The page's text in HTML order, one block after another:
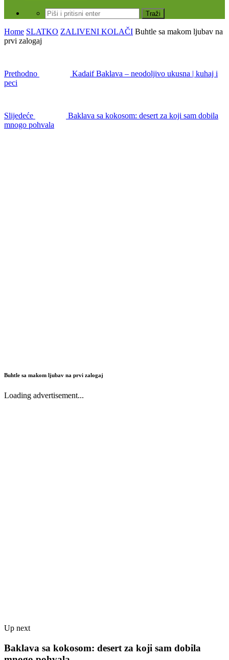
Home SLATKO ZALIVENI KOLAČI Buhtle sa makom ljubav na
prvi zalogaj
Prethodno
Kadaif Baklava – neodoljivo ukusna | kuhaj i
peci
Slijedeće
Baklava sa kokosom: desert za koji sam dobila
mnogo pohvala
Buhtle sa makom ljubav na prvi zalogaj
Loading advertisement...
Up next
Baklava sa kokosom: desert za koji sam dobila